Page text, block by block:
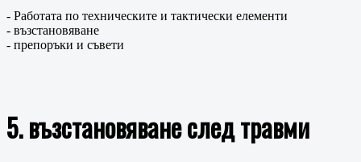
- Работата по техническите и тактически елементи
- възстановяване
- препоръки и съвети
5. възстановяване след травми